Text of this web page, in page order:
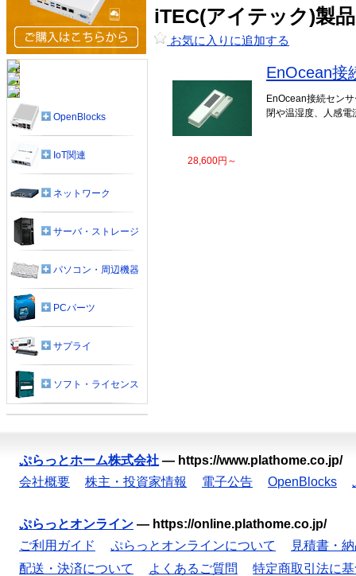
iTEC(アイテック)製
お気に入りに追加する
28,600円～
EnOcean接
EnOcean接続セン
閉や温湿度、人感電
OpenBlocks
IoT関連
ネットワーク
サーバ・ストレージ
パソコン・周辺機器
PCパーツ
サプライ
ソフト・ライセンス
ぷらっとホーム株式会社 — https://www.plathome.co.jp/
会社概要
株主・投資家情報 電子公告 OpenBlocks
ぷらっとオンライン — https://online.plathome.co.jp/
ご利用ガイド
ぷらっとオンラインについて
見積書・
配送・決済について
よくあるご質問
特定商取引法に